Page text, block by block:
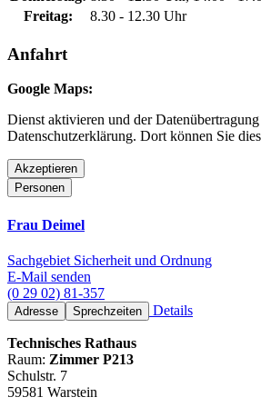
Freitag:
8.30 - 12.30 Uhr
Anfahrt
Google Maps:
Dienst aktivieren und der
Datenschutzerklärung. Dort können Sie
Akzeptieren
Personen
Frau Deimel
Sachgebiet Sicherheit und Ordnung
E-Mail senden
(0 29 02) 81-357
Adresse Sprechzeiten Details
Technisches Rathaus
Raum: Zimmer P213
Schulstr. 7
59581 Warstein